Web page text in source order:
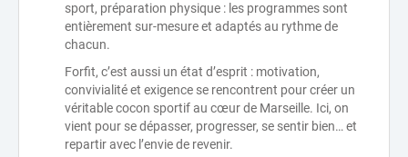
sport, préparation physique : les programmes sont
entièrement sur-mesure et adaptés au rythme de
chacun.
Forfit, c’est aussi un état d’esprit : motivation,
convivialité et exigence se rencontrent pour créer un
véritable cocon sportif au cœur de Marseille. Ici, on
vient pour se dépasser, progresser, se sentir bien… et
repartir avec l’envie de revenir.